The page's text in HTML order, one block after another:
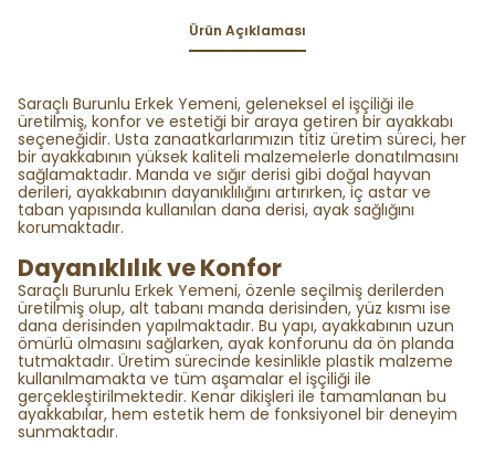
Ürün Açıklaması
Saraçlı Burunlu Erkek Yemeni, geleneksel el işçiliği ile
üretilmiş, konfor ve estetiği bir araya getiren bir ayakkabı
seçeneğidir. Usta zanaatkarlarımızın titiz üretim süreci, her
bir ayakkabının yüksek kaliteli malzemelerle donatılmasını
sağlamaktadır. Manda ve sığır derisi gibi doğal hayvan
derileri, ayakkabının dayanıklılığını artırırken, iç astar ve
taban yapısında kullanılan dana derisi, ayak sağlığını
korumaktadır.
Dayanıklılık ve Konfor
Saraçlı Burunlu Erkek Yemeni, özenle seçilmiş derilerden
üretilmiş olup, alt tabanı manda derisinden, yüz kısmı ise
dana derisinden yapılmaktadır. Bu yapı, ayakkabının uzun
ömürlü olmasını sağlarken, ayak konforunu da ön planda
tutmaktadır. Üretim sürecinde kesinlikle plastik malzeme
kullanılmamakta ve tüm aşamalar el işçiliği ile
gerçekleştirilmektedir. Kenar dikişleri ile tamamlanan bu
ayakkabılar, hem estetik hem de fonksiyonel bir deneyim
sunmaktadır.